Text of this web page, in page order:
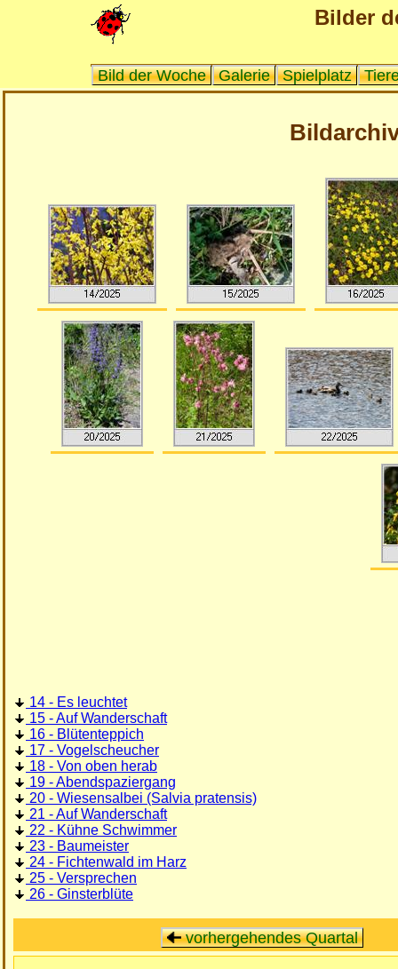
Bilder
Bild der Woche Galerie Spielplatz
14 - Es leuchtet
15 - Auf Wanderschaft
16 - Blütenteppich
17 - Vogelscheucher
18 - Von oben herab
19 - Abendspaziergang
20 - Wiesensalbei (Salvia pratensis)
21 - Auf Wanderschaft
22 - Kühne Schwimmer
23 - Baumeister
24 - Fichtenwald im Harz
25 - Versprechen
26 - Ginsterblüte
vorhergehendes Quartal